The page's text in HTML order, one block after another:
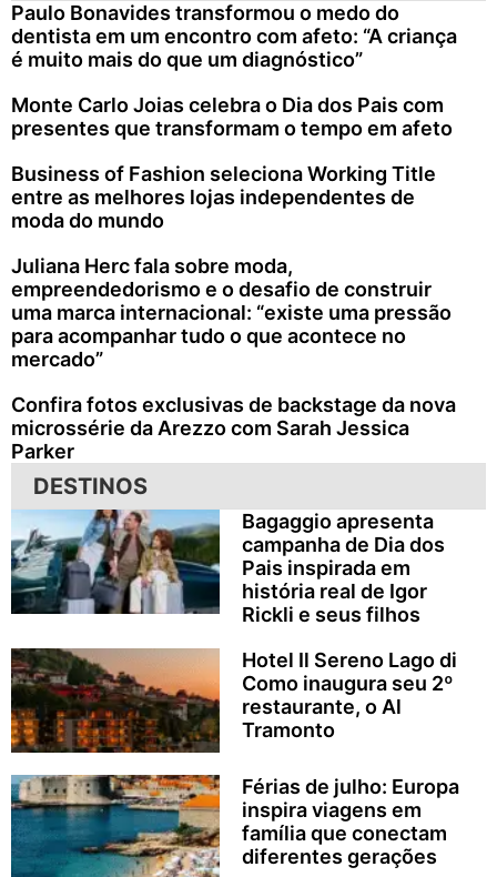
Paulo Bonavides transformou o medo do
dentista em um encontro com afeto: “A criança
é muito mais do que um diagnóstico”
Monte Carlo Joias celebra o Dia dos Pais com
presentes que transformam o tempo em afeto
Business of Fashion seleciona Working Title
entre as melhores lojas independentes de
moda do mundo
Juliana Herc fala sobre moda,
empreendedorismo e o desafio de construir
uma marca internacional: “existe uma pressão
para acompanhar tudo o que acontece no
mercado”
Confira fotos exclusivas de backstage da nova
microssérie da Arezzo com Sarah Jessica
Parker
DESTINOS
Bagaggio apresenta
campanha de Dia dos
Pais inspirada em
história real de Igor
Rickli e seus filhos
Hotel Il Sereno Lago di
Como inaugura seu 2º
restaurante, o Al
Tramonto
Férias de julho: Europa
inspira viagens em
família que conectam
diferentes gerações